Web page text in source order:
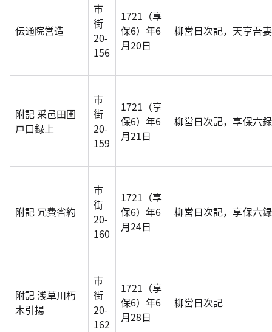
伝通院営造
市
街
20-
156
1721（享
保6）年6
月20日
柳営日次記，天享吾
附記 采邑田圃
戸口録上
市
街
20-
159
1721（享
保6）年6
月21日
柳営日次記，享保六
附記 冗費省約
市
街
20-
160
1721（享
保6）年6
月24日
柳営日次記，享保六録
附記 浅草川朽
木引揚
市
街
20-
162
1721（享
保6）年6
月28日
柳営日次記